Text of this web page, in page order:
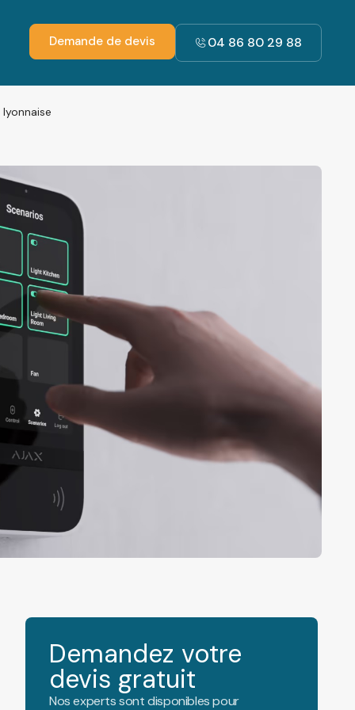
Demande de devis 04 86 80 29 88
Demandez votre
devis gratuit
Nos experts sont disponibles pour